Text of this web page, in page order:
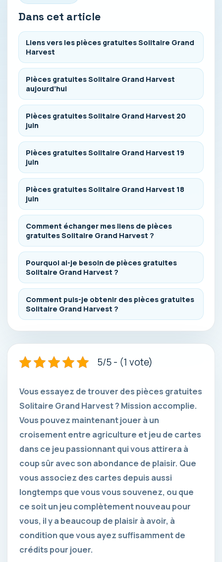
Dans cet article
Liens vers les pièces gratuites Solitaire Grand
Harvest
Pièces gratuites Solitaire Grand Harvest
aujourd’hui
Pièces gratuites Solitaire Grand Harvest 20
juin
Pièces gratuites Solitaire Grand Harvest 19
juin
Pièces gratuites Solitaire Grand Harvest 18
juin
Comment échanger mes liens de pièces
gratuites Solitaire Grand Harvest ?
Pourquoi ai-je besoin de pièces gratuites
Solitaire Grand Harvest ?
Comment puis-je obtenir des pièces gratuites
Solitaire Grand Harvest ?
5/5 - (1 vote)
Vous essayez de trouver des pièces gratuites
Solitaire Grand Harvest ? Mission accomplie.
Vous pouvez maintenant jouer à un
croisement entre agriculture et jeu de cartes
dans ce jeu passionnant qui vous attirera à
coup sûr avec son abondance de plaisir. Que
vous associez des cartes depuis aussi
longtemps que vous vous souvenez, ou que
ce soit un jeu complètement nouveau pour
vous, il y a beaucoup de plaisir à avoir, à
condition que vous ayez suffisamment de
crédits pour jouer.